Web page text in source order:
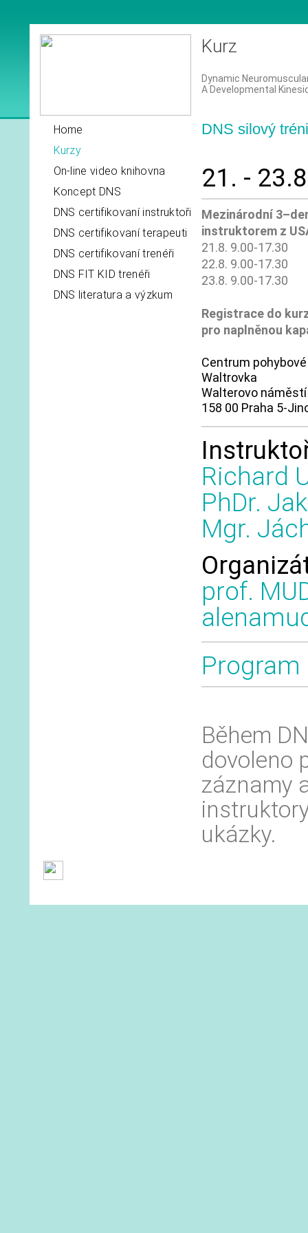
Home
Kurzy
On-line video knihovna
Koncept DNS
DNS certifikovaní instruktoři
DNS certifikovaní terapeuti
DNS certifikovaní trenéři
DNS FIT KID trenéři
DNS literatura a výzkum
Kurz
Dynamic
A Developmental
DNS silový
21. -
Mezinárodní
instruktorem z
21.8. 9.00-17.30
22.8. 9.00-17.30
23.8. 9.00-17.30
Registrace do
pro naplněnou
Centrum
Waltrovka
Walterovo
158 00 Praha 5-
Richard
PhDr.
Mgr.
prof.
Program
Během
dovoleno
záznamy
ukázky.